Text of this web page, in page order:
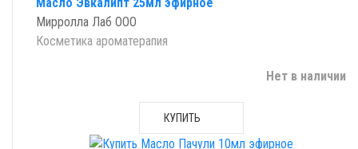
Мирролла Лаб ООО
Косметика ароматерапия
Нет в наличии
КУПИТЬ